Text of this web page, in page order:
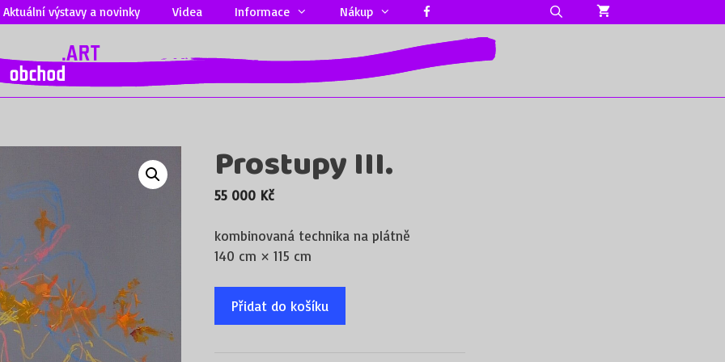
Aktuální výstavy a novinky Videa Informace Nákup
Prostupy III.
55 000 Kč
kombinovaná technika na plátně
140 cm × 115 cm
Přidat do košíku